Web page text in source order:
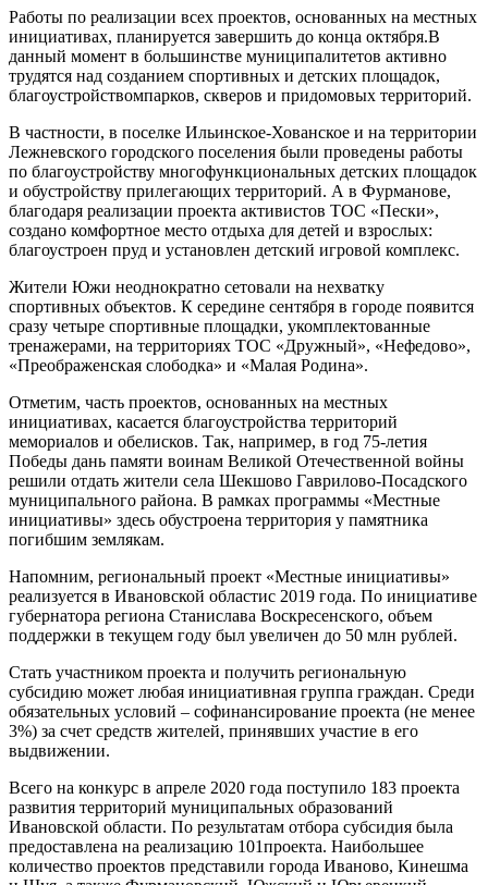
Работы по реализации всех проектов, основанных на местных
инициативах, планируется завершить до конца октября.В
данный момент в большинстве муниципалитетов активно
трудятся над созданием спортивных и детских площадок,
благоустройствомпарков, скверов и придомовых территорий.
В частности, в поселке Ильинское-Хованское и на территории
Лежневского городского поселения были проведены работы
по благоустройству многофункциональных детских площадок
и обустройству прилегающих территорий. А в Фурманове,
благодаря реализации проекта активистов ТОС «Пески»,
создано комфортное место отдыха для детей и взрослых:
благоустроен пруд и установлен детский игровой комплекс.
Жители Южи неоднократно сетовали на нехватку
спортивных объектов. К середине сентября в городе появится
сразу четыре спортивные площадки, укомплектованные
тренажерами, на территориях ТОС «Дружный», «Нефедово»,
«Преображенская слободка» и «Малая Родина».
Отметим, часть проектов, основанных на местных
инициативах, касается благоустройства территорий
мемориалов и обелисков. Так, например, в год 75-летия
Победы дань памяти воинам Великой Отечественной войны
решили отдать жители села Шекшово Гаврилово-Посадского
муниципального района. В рамках программы «Местные
инициативы» здесь обустроена территория у памятника
погибшим землякам.
Напомним, региональный проект «Местные инициативы»
реализуется в Ивановской областис 2019 года. По инициативе
губернатора региона Станислава Воскресенского, объем
поддержки в текущем году был увеличен до 50 млн рублей.
Стать участником проекта и получить региональную
субсидию может любая инициативная группа граждан. Среди
обязательных условий – софинансирование проекта (не менее
3%) за счет средств жителей, принявших участие в его
выдвижении.
Всего на конкурс в апреле 2020 года поступило 183 проекта
развития территорий муниципальных образований
Ивановской области. По результатам отбора субсидия была
предоставлена на реализацию 101проекта. Наибольшее
количество проектов представили города Иваново, Кинешма